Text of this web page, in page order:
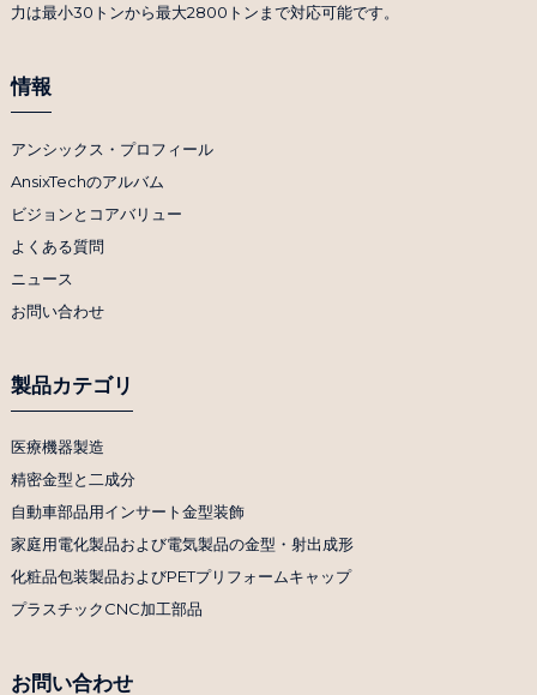
力は最小30トンから最大2800トンまで対応可能です。
情報
アンシックス・プロフィール
AnsixTechのアルバム
ビジョンとコアバリュー
よくある質問
ニュース
お問い合わせ
製品カテゴリ
医療機器製造
精密金型と二成分
自動車部品用インサート金型装飾
家庭用電化製品および電気製品の金型・射出成形
化粧品包装製品およびPETプリフォームキャップ
プラスチックCNC加工部品
お問い合わせ